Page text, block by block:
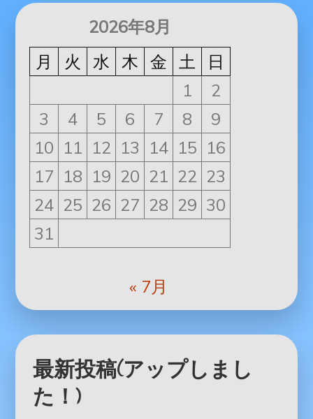
2026年8月
月
火 水 木 金 土
日
1
2
3
4 5 6 7 8
9
10 11 12 13 14 15 16
17 18 19 20 21 22 23
24 25 26 27 28 29 30
31
« 7月
最新投稿(アップしまし
た！)